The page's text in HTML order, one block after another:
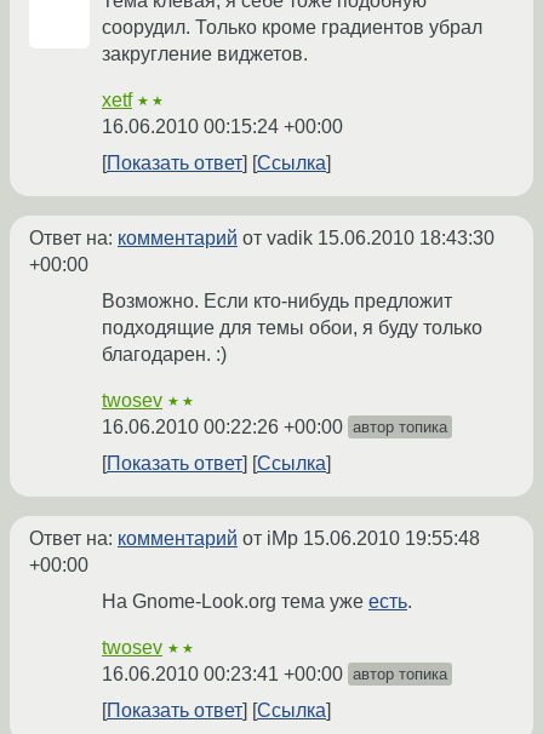
соорудил. Только кроме градиентов убрал
закругление виджетов.
xetf ★★
16.06.2010 00:15:24 +00:00
Показать ответ
Ссылка
Ответ на: комментарий от vadik 15.06.2010 18:43:30
+00:00
Возможно. Если кто-нибудь предложит
подходящие для темы обои, я буду только
благодарен. :)
twosev ★★
16.06.2010 00:22:26 +00:00 автор топика
Показать ответ Ссылка
Ответ на: комментарий от iMp 15.06.2010 19:55:48
+00:00
На Gnome-Look.org тема уже есть.
twosev ★★
16.06.2010 00:23:41 +00:00 автор топика
Показать ответ Ссылка